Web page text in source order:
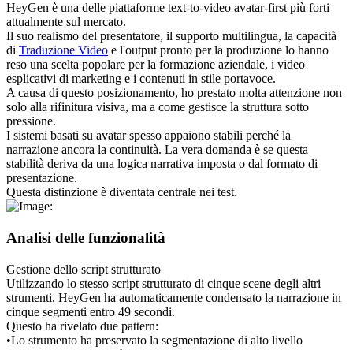
HeyGen è una delle piattaforme text-to-video avatar-first più forti
attualmente sul mercato.
Il suo realismo del presentatore, il supporto multilingua, la capacità
di Traduzione Video e l'output pronto per la produzione lo hanno
reso una scelta popolare per la formazione aziendale, i video
esplicativi di marketing e i contenuti in stile portavoce.
A causa di questo posizionamento, ho prestato molta attenzione non
solo alla rifinitura visiva, ma a come gestisce la struttura sotto
pressione.
I sistemi basati su avatar spesso appaiono stabili perché la
narrazione ancora la continuità. La vera domanda è se questa
stabilità deriva da una logica narrativa imposta o dal formato di
presentazione.
Questa distinzione è diventata centrale nei test.
Analisi delle funzionalità
Gestione dello script strutturato
Utilizzando lo stesso script strutturato di cinque scene degli altri
strumenti, HeyGen ha automaticamente condensato la narrazione in
cinque segmenti entro 49 secondi.
Questo ha rivelato due pattern:
•Lo strumento ha preservato la segmentazione di alto livello